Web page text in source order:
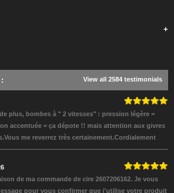
+
: View all 2584 testimonials
plus, bombes à " 2 vitesses" : pression légère =
accentuée = ça dépote !! mais attention aux givres
me reverrez très certainement.Cordialement
de ma commande de cire 2607206162. Je vous
pour vous confirmer que j'utilise votre produit